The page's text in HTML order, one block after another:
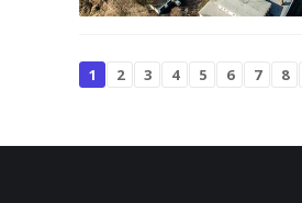
1 2 3 4 5 6 7 8